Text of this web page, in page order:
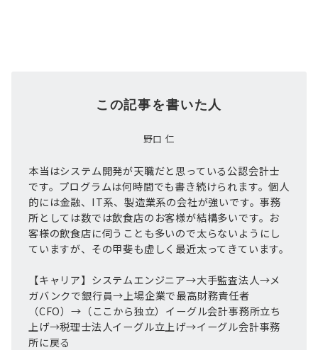
この記事を書いた人
野口 仁
本当はシステム開発が天職だと思っている公認会計士
です。プログラムは何時間でも書き続けられます。個人
的には金融、IT系、製造業系の会社が強いです。事務
所としては数では飲食店のお客様が結構多いです。お
客様の飲食店に伺うことも多いので太らないようにし
ていますが、その甲斐も虚しく最近太ってきています。
【キャリア】システムエンジニア→大手監査法人→メ
ガバンクで銀行員→上場企業で最高財務責任者
（CFO）→（ここから独立）イーグル会計事務所立ち
上げ→税理士法人イーグル立上げ→イーグル会計事務
所に戻る